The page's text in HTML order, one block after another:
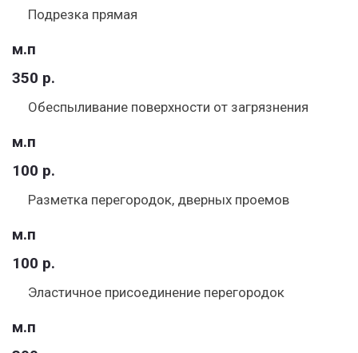
Подрезка прямая
м.п
350 р.
Обеспыливание поверхности от загрязнения
м.п
100 р.
Разметка перегородок, дверных проемов
м.п
100 р.
Эластичное присоединение перегородок
м.п